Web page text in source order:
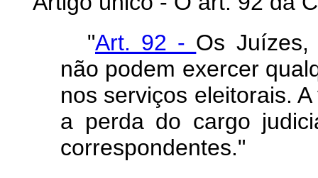
"Art. 92 - Os Juízes,
não podem exercer
nos serviços eleitorais.
a perda do cargo
correspondentes."